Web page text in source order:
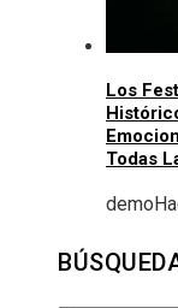
Los
Todas
demo